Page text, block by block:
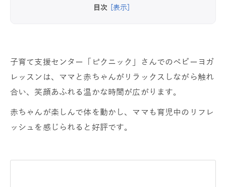
目次 [表示]
子育て支援センター「ピクニック」さんでのベビーヨガ
レッスンは、ママと赤ちゃんがリラックスしながら触れ
合い、笑顔あふれる温かな時間が広がります。
赤ちゃんが楽しんで体を動かし、ママも育児中のリフレ
ッシュを感じられると好評です。